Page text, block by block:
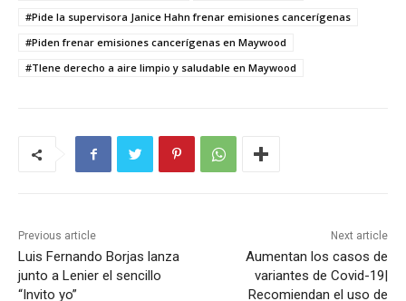
#Pide la supervisora Janice Hahn frenar emisiones cancerígenas
#Piden frenar emisiones cancerígenas en Maywood
#TIene derecho a aire limpio y saludable en Maywood
Previous article
Luis Fernando Borjas lanza
junto a Lenier el sencillo
“Invito yo”
Next article
Aumentan los casos de
variantes de Covid-19|
Recomiendan el uso de